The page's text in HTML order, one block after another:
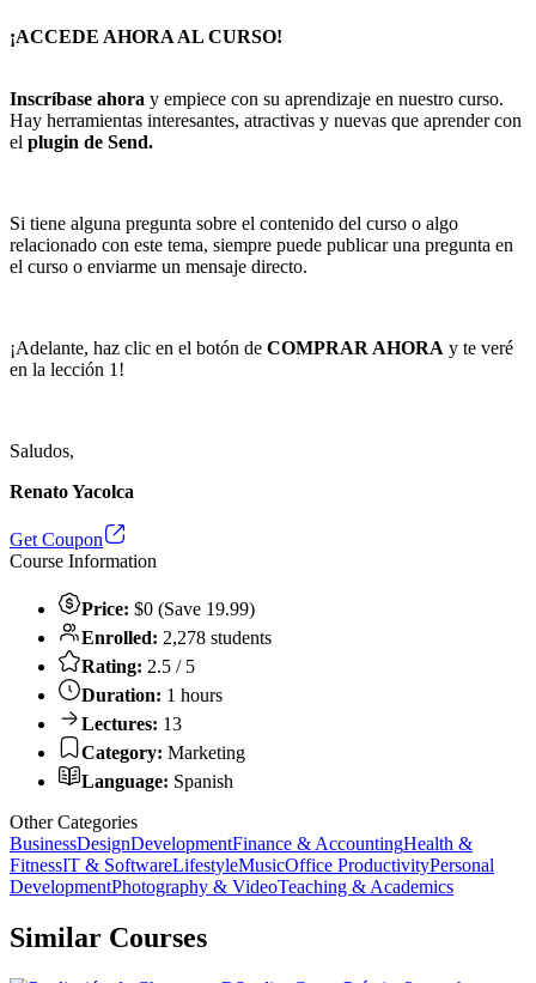
¡ACCEDE AHORA AL CURSO!
Inscríbase ahora y empiece con su aprendizaje en nuestro curso.
Hay herramientas interesantes, atractivas y nuevas que aprender con
el plugin de Send.
Si tiene alguna pregunta sobre el contenido del curso o algo
relacionado con este tema, siempre puede publicar una pregunta en
el curso o enviarme un mensaje directo.
¡Adelante, haz clic en el botón de COMPRAR AHORA y te veré
en la lección 1!
Saludos,
Renato Yacolca
Get Coupon
Course Information
Price: $0 (Save 19.99)
Enrolled: 2,278 students
Rating: 2.5 / 5
Duration: 1 hours
Lectures: 13
Category: Marketing
Language: Spanish
Other Categories
BusinessDesignDevelopmentFinance & AccountingHealth &
FitnessIT & SoftwareLifestyleMusicOffice ProductivityPersonal
DevelopmentPhotography & VideoTeaching & Academics
Similar Courses